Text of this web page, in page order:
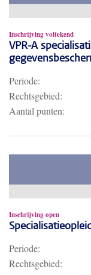
Inschrijving voltekend
VPR-A
Periode:
Rechtsgebied:
Aantal punten:
Inschrijving open
Periode:
Rechtsgebied: